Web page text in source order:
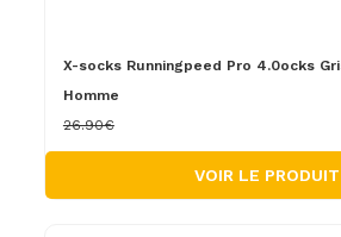
X-socks Runningpeed Pro 4.0ocks
Homme
26.90€
VOIR LE PRODUIT